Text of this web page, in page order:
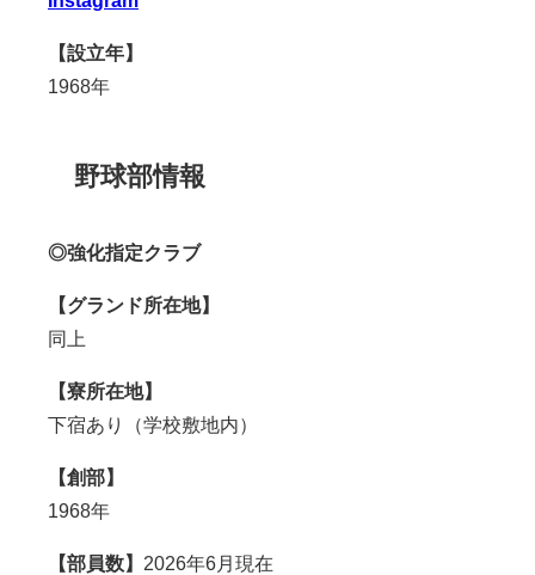
【設立年】
1968年
野球部情報
◎強化指定クラブ
【グランド所在地】
同上
【寮所在地】
下宿あり（学校敷地内）
【創部】
1968年
【部員数】 2026年6月現在